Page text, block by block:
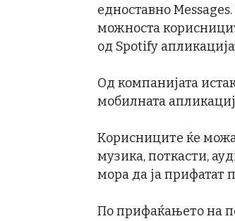
едноставно
можноста
од Spotify
Од компанијата
мобилната
Корисниците ќе
музика, поткасти,
мора да ја прифатат
По прифаќањето на